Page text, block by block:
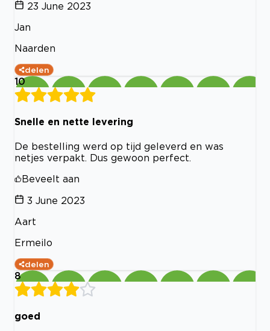
23 June 2023
Jan
Naarden
delen
10
Snelle en nette levering
De bestelling werd op tijd geleverd en was
netjes verpakt. Dus gewoon perfect.
Beveelt aan
3 June 2023
Aart
Ermeilo
delen
8
goed